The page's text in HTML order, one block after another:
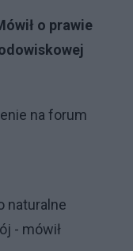
o prawie
na forum
naturalne
- mówił